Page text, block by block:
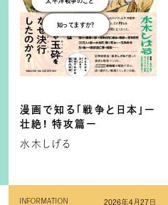
漫画で知る「戦争と日本」ー
壮絶! 特攻篇ー
水木しげる
知ってますか？
INFORMATION 2026年4月27日